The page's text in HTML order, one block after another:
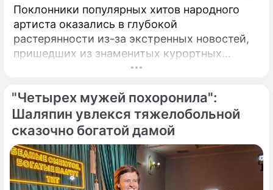
Поклонники популярных хитов народного
артиста оказались в глубокой
растерянности из-за экстренных новостей,
пришедших из знаменитых курортных
городов. Григорий Лепс, чей гастрольный
вперед, ошарашил публику крайне
неприятным решением.
"Четырех мужей похоронила":
Шаляпин увлекся тяжелобольной
сказочно богатой дамой